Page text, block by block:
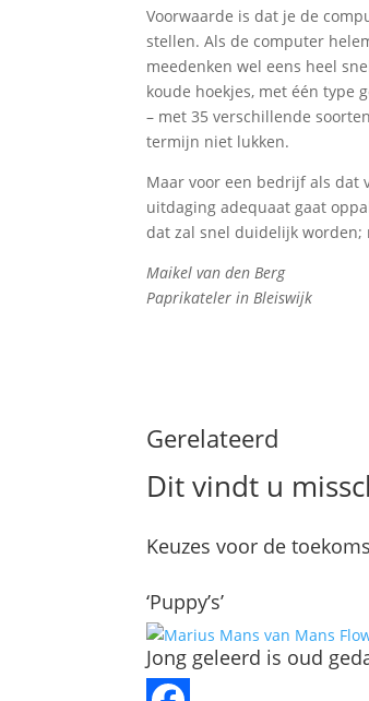
Voorwaarde is dat je de
stellen. Als de computer
meedenken wel eens heel
koude hoekjes, met één type
– met 35 verschillende
termijn niet lukken.
Maar voor een bedrijf als dat
uitdaging adequaat gaat
dat zal snel duidelijk worden;
Maikel van den Berg
Paprikateler in Bleiswijk
Gerelateerd
Dit vindt u
Keuzes voor de
‘Puppy’s’
Jong geleerd is oud